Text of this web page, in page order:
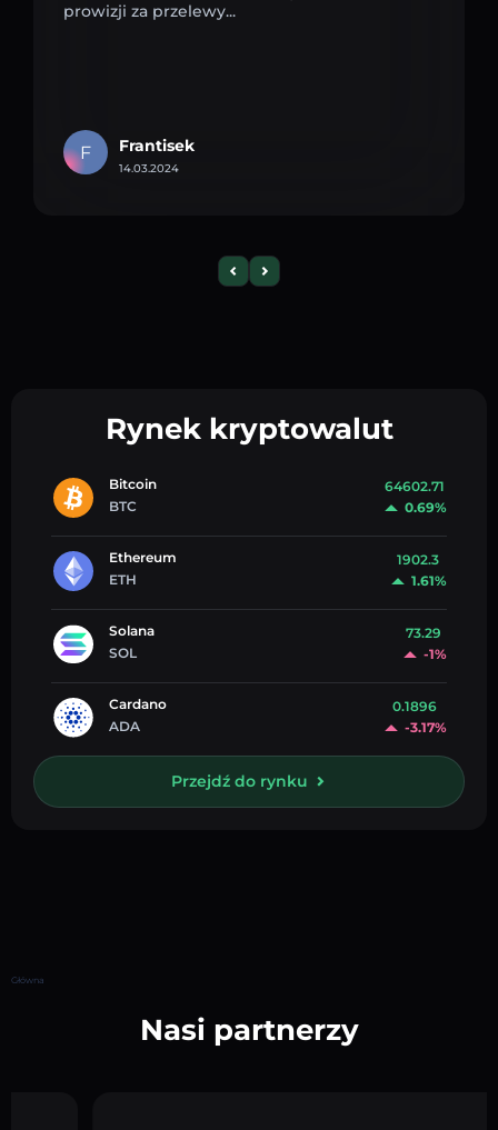
prowizji za przelewy...
F Frantisek
14.03.2024
Rynek kryptowalut
Bitcoin
BTC
64602.71
0.69%
Ethereum
ETH
1902.3
1.61%
Solana
SOL
73.29
-1%
Cardano
ADA
0.1896
-3.17%
Przejdź do rynku
Główna
Nasi partnerzy